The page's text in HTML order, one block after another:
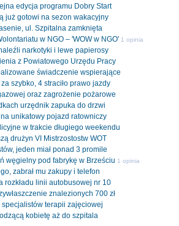
edycja programu Dobry Start
już gotowi na sezon wakacyjny
ul. Szpitalna zamknięta
w NGO – 'WOW w NGO' 1 opinia
narkotyki i lewe papierosy
z Powiatowego Urzędu Pracy
świadczenie wspierające
szybko, 4 straciło prawo jazdy
oraz zagrożenie pożarowe
urzędnik zapuka do drzwi
unikatowy pojazd ratowniczy
w trakcie długiego weekendu
drużyn VI Mistrzostostw WOT
jeden miał ponad 3 promile
węgielny pod fabrykę w Brześciu 1 opinia
zabrał mu zakupy i telefon
rozkładu linii autobusowej nr 10
znalezionych 700 zł
specjalistów terapii zajęciowej
kobietę aż do szpitala